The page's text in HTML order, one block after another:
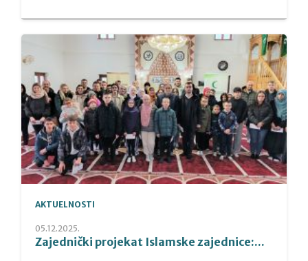
AKTUELNOSTI
05.12.2025.
Zajednički projekat Islamske zajednice:...